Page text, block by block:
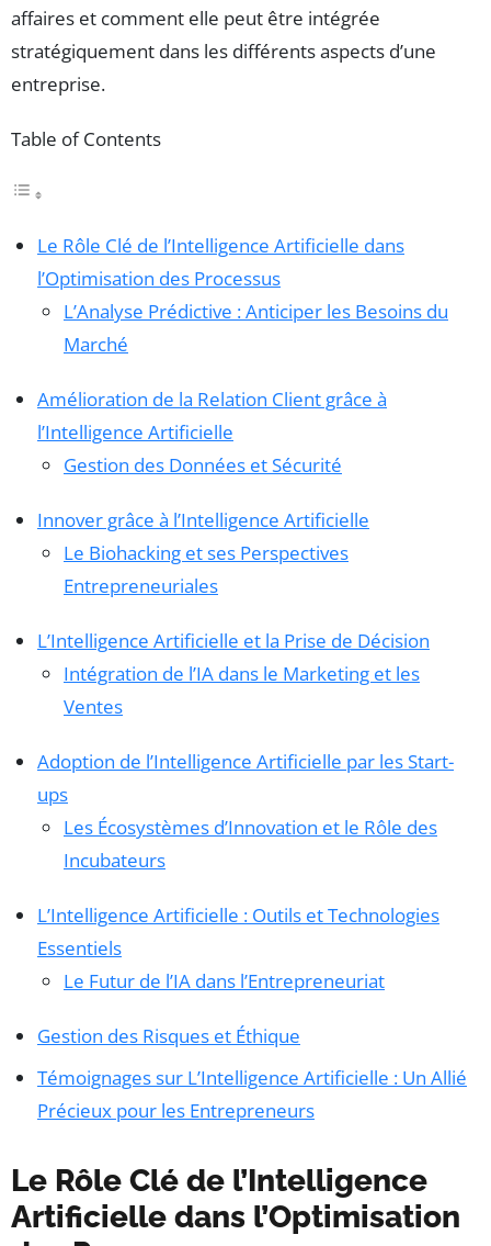
affaires et comment elle peut être intégrée
stratégiquement dans les différents aspects d’une
entreprise.
Table of Contents
Le Rôle Clé de l’Intelligence Artificielle dans
l’Optimisation des Processus
L’Analyse Prédictive : Anticiper les Besoins du
Marché
Amélioration de la Relation Client grâce à
l’Intelligence Artificielle
Gestion des Données et Sécurité
Innover grâce à l’Intelligence Artificielle
Le Biohacking et ses Perspectives
Entrepreneuriales
L’Intelligence Artificielle et la Prise de Décision
Intégration de l’IA dans le Marketing et les
Ventes
Adoption de l’Intelligence Artificielle par les Start-
ups
Les Écosystèmes d’Innovation et le Rôle des
Incubateurs
L’Intelligence Artificielle : Outils et Technologies
Essentiels
Le Futur de l’IA dans l’Entrepreneuriat
Gestion des Risques et Éthique
Témoignages sur L’Intelligence Artificielle : Un Allié
Précieux pour les Entrepreneurs
Le Rôle Clé de l’Intelligence
Artificielle dans l’Optimisation